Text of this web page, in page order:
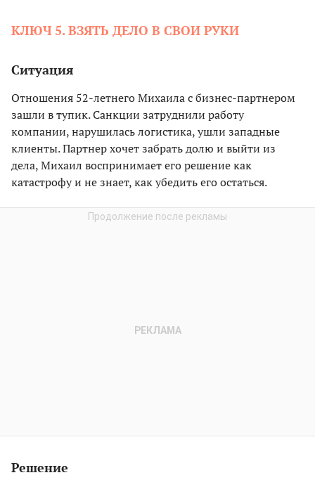
КЛЮЧ 5. ВЗЯТЬ ДЕЛО В СВОИ РУКИ
Ситуация
Отношения 52-летнего Михаила с бизнес-партнером
зашли в тупик. Санкции затруднили работу
компании, нарушилась логистика, ушли западные
клиенты. Партнер хочет забрать долю и выйти из
дела, Михаил воспринимает его решение как
катастрофу и не знает, как убедить его остаться.
Решение